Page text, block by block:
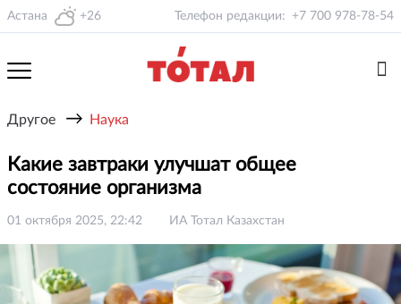
Астана +26 Телефон редакции: +7 700 978-78-54
Другое → Наука
Какие завтраки улучшат общее
состояние организма
01 октября 2025, 22:42 ИА Тотал Казахстан